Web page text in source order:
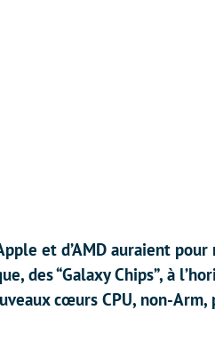
et d’AMD auraient
des “Galaxy Chips”, à
cœurs CPU, non-Arm,